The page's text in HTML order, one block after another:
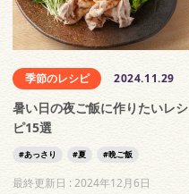
季節のレシピ 2024.11.29
暑い日の夜ご飯に作りたいレシ
ピ15選
あっさり 夏 晩ご飯
最終更新日 :2024年12月6日